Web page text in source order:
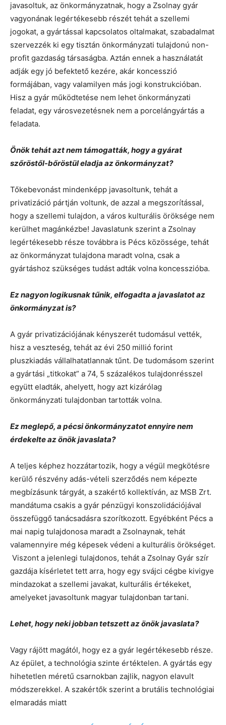
javasoltuk, az önkormányzatnak, hogy a Zsolnay gyár
vagyonának legértékesebb részét tehát a szellemi
jogokat, a gyártással kapcsolatos oltalmakat, szabadalmat
szervezzék ki egy tisztán önkormányzati tulajdonú non-
profit gazdaság társaságba. Aztán ennek a használatát
adják egy jó befektető kezére, akár koncesszió
formájában, vagy valamilyen más jogi konstrukcióban.
Hisz a gyár működtetése nem lehet önkormányzati
feladat, egy városvezetésnek nem a porcelángyártás a
feladata.
Önök tehát azt nem támogatták, hogy a gyárat
szőröstől-bőröstül eladja az önkormányzat?
Tőkebevonást mindenképp javasoltunk, tehát a
privatizáció pártján voltunk, de azzal a megszorítással,
hogy a szellemi tulajdon, a város kulturális öröksége nem
kerülhet magánkézbe! Javaslatunk szerint a Zsolnay
legértékesebb része továbbra is Pécs közössége, tehát
az önkormányzat tulajdona maradt volna, csak a
gyártáshoz szükséges tudást adták volna koncesszióba.
Ez nagyon logikusnak tűnik, elfogadta a javaslatot az
önkormányzat is?
A gyár privatizációjának kényszerét tudomásul vették,
hisz a veszteség, tehát az évi 250 millió forint
pluszkiadás vállalhatatlannak tűnt. De tudomásom szerint
a gyártási „titkokat” a 74, 5 százalékos tulajdonrésszel
együtt eladták, ahelyett, hogy azt kizárólag
önkormányzati tulajdonban tartották volna.
Ez meglepő, a pécsi önkormányzatot ennyire nem
érdekelte az önök javaslata?
A teljes képhez hozzátartozik, hogy a végül megkötésre
kerülő részvény adás-vételi szerződés nem képezte
megbízásunk tárgyát, a szakértő kollektíván, az MSB Zrt.
mandátuma csakis a gyár pénzügyi konszolidációjával
összefüggő tanácsadásra szorítkozott. Egyébként Pécs a
mai napig tulajdonosa maradt a Zsolnaynak, tehát
valamennyire még képesek védeni a kulturális örökséget.
Viszont a jelenlegi tulajdonos, tehát a Zsolnay Gyár szír
gazdája kísérletet tett arra, hogy egy svájci cégbe kivigye
mindazokat a szellemi javakat, kulturális értékeket,
amelyeket javasoltunk magyar tulajdonban tartani.
Lehet, hogy neki jobban tetszett az önök javaslata?
Vagy rájött magától, hogy ez a gyár legértékesebb része.
Az épület, a technológia szinte értéktelen. A gyártás egy
hihetetlen méretű csarnokban zajlik, nagyon elavult
módszerekkel. A szakértők szerint a brutális technológiai
elmaradás miatt